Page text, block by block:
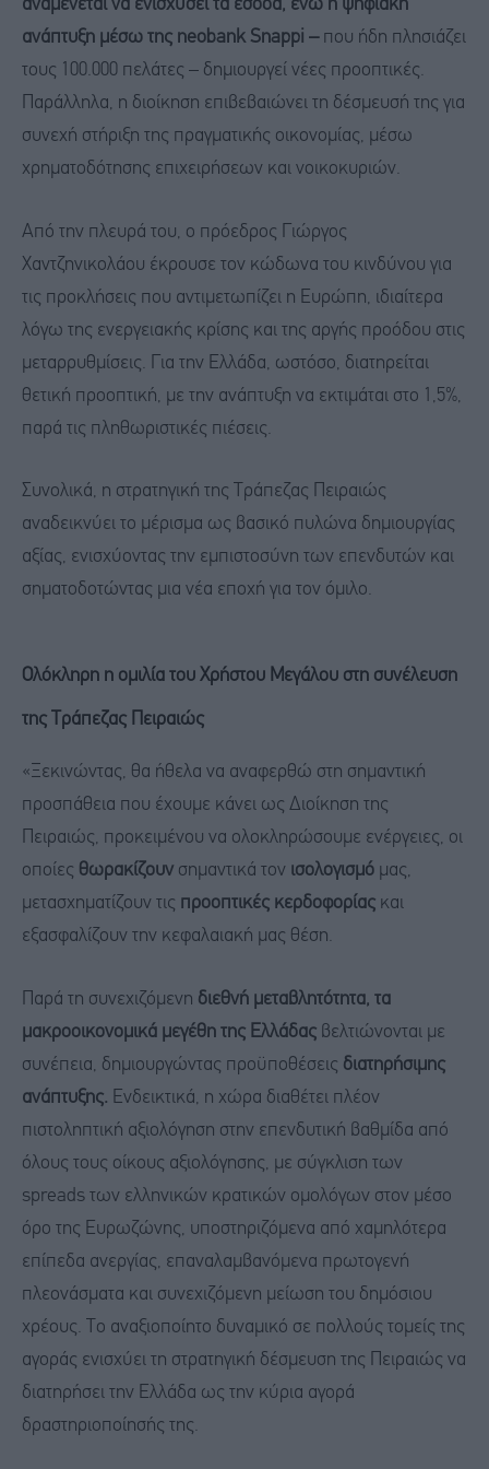
αναμένεται να ενισχύσει τα έσοδα, ενώ η ψηφιακή
ανάπτυξη μέσω της neobank Snappi –που ήδη πλησιάζει
τους 100.000 πελάτες – δημιουργεί νέες προοπτικές.
Παράλληλα, η διοίκηση επιβεβαιώνει τη δέσμευσή της για
συνεχή στήριξη της πραγματικής οικονομίας, μέσω
χρηματοδότησης επιχειρήσεων και νοικοκυριών.
Από την πλευρά του, ο πρόεδρος
Γιώργος
Χαντζηνικολάου έκρουσε τον κώδωνα του κινδύνου για
τις προκλήσεις που αντιμετωπίζει η Ευρώπη, ιδιαίτερα
λόγω της ενεργειακής κρίσης και της αργής προόδου στις
μεταρρυθμίσεις. Για την Ελλάδα, ωστόσο, διατηρείται
θετική προοπτική, με την ανάπτυξη να εκτιμάται στο 1,5%,
παρά τις πληθωριστικές πιέσεις.
Συνολικά, η στρατηγική της Τράπεζας Πειραιώς
αναδεικνύει το μέρισμα ως βασικό πυλώνα δημιουργίας
αξίας, ενισχύοντας την εμπιστοσύνη των επενδυτών και
σηματοδοτώντας μια νέα εποχή για τον όμιλο.
Ολόκληρη η ομιλία του Χρήστου Μεγάλου στη συνέλευση
της Τράπεζας Πειραιώς
«Ξεκινώντας, θα ήθελα να αναφερθώ στη σημαντική
προσπάθεια που έχουμε κάνει ως Διοίκηση της
Πειραιώς, προκειμένου να ολοκληρώσουμε ενέργειες, οι
οποίες θωρακίζουν σημαντικά τον ισολογισμό μας,
μετασχηματίζουν τις προοπτικές κερδοφορίας και
εξασφαλίζουν την κεφαλαιακή μας θέση.
Παρά τη συνεχιζόμενη διεθνή μεταβλητότητα, τα
μακροοικονομικά μεγέθη της Ελλάδας βελτιώνονται με
συνέπεια, δημιουργώντας προϋποθέσεις διατηρήσιμης
ανάπτυξης. Ενδεικτικά, η χώρα διαθέτει πλέον
πιστοληπτική αξιολόγηση στην επενδυτική βαθμίδα από
όλους τους οίκους αξιολόγησης, με σύγκλιση των
spreads των ελληνικών κρατικών ομολόγων στον μέσο
όρο της Ευρωζώνης, υποστηριζόμενα από χαμηλότερα
επίπεδα ανεργίας, επαναλαμβανόμενα πρωτογενή
πλεονάσματα και συνεχιζόμενη μείωση του δημόσιου
χρέους. Το αναξιοποίητο δυναμικό σε πολλούς τομείς της
αγοράς ενισχύει τη στρατηγική δέσμευση της Πειραιώς να
διατηρήσει την Ελλάδα ως την κύρια αγορά
δραστηριοποίησής της.